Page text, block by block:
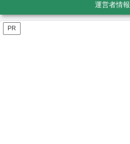
運営者情報
PR